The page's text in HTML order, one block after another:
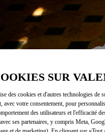
SUR
des cookies et d'autres technologies de
avec votre consentement, pour
des utilisateurs et l'efficacité
ses partenaires, y compris Meta,